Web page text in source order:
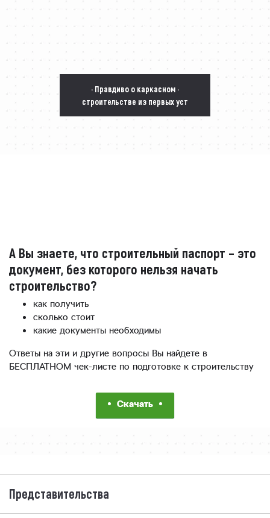
· Правдиво о каркасном ·
строительстве из первых уст
А Вы знаете, что строительный паспорт – это
документ, без которого нельзя начать
строительство?
как получить
сколько стоит
какие документы необходимы
Ответы на эти и другие вопросы Вы найдете в
БЕСПЛАТНОМ чек-листе по подготовке к строительству
Скачать
Представительства